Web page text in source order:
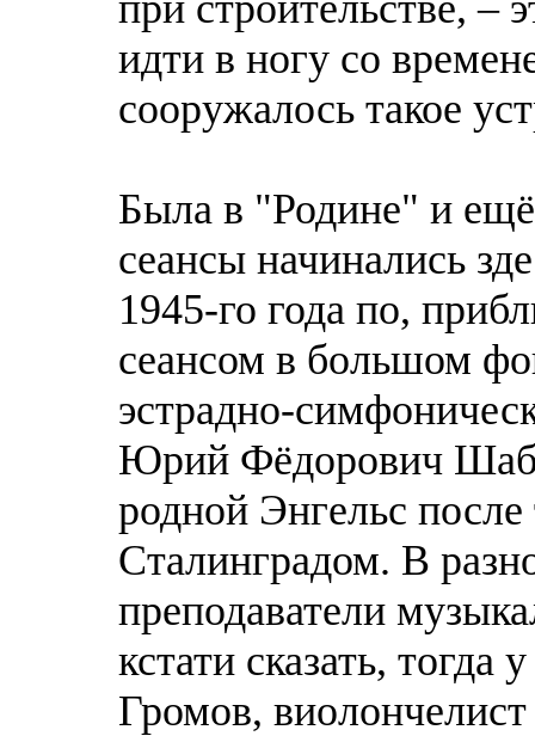
идти в ногу со
сооружалось такое
Была в "Родине" и
сеансы начинались
1945-го года по,
сеансом в большом
эстрадно-
Юрий Фёдорович
родной Энгельс
Сталинградом. В
преподаватели
кстати сказать,
Громов,